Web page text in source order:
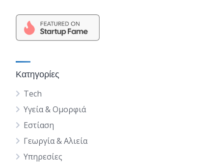
Κατηγορίες
Tech
Υγεία & Ομορφιά
Εστίαση
Γεωργία & Αλιεία
Υπηρεσίες